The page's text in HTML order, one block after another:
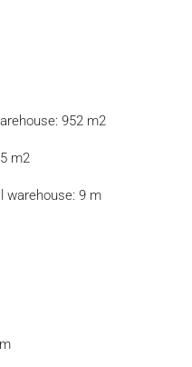
952 m2
m2
warehouse: 9 m